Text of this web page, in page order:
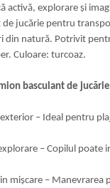
activă, explorare și
de jucărie pentru
din natură. Potrivit
Culoare: turcoaz.
basculant de
– Ideal pentru
– Copilul poate
mișcare – Manevrarea